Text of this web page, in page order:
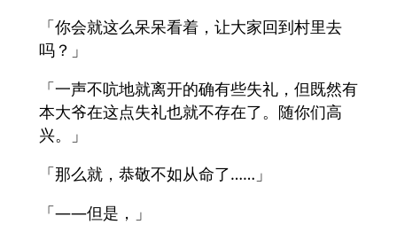
「你会就这么呆呆看着，让大家回到村里去
吗？」
「一声不吭地就离开的确有些失礼，但既然有
本大爷在这点失礼也就不存在了。随你们高
兴。」
「那么就，恭敬不如从命了……」
「——但是，」